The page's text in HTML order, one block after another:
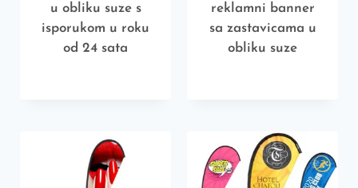
u obliku suze s
isporukom u roku
od 24 sata
reklamni banner
sa zastavicama u
obliku suze